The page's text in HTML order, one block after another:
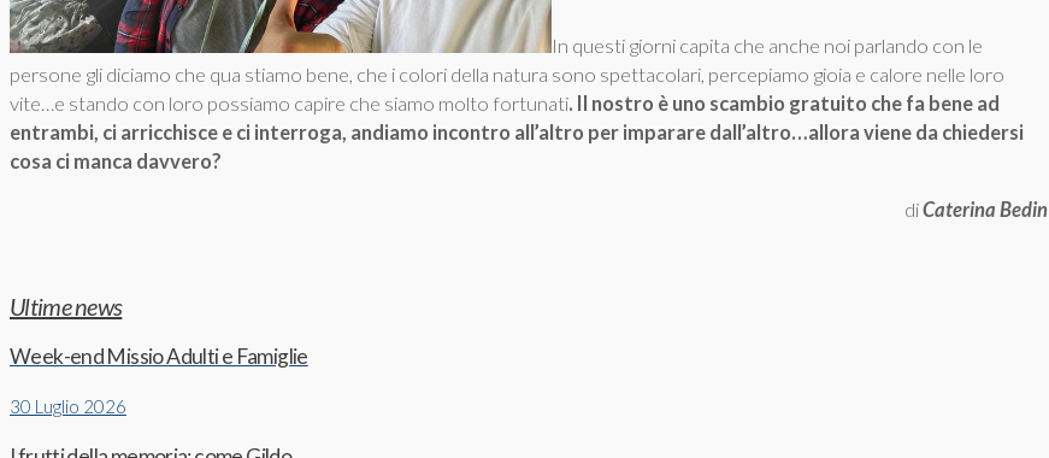
In questi giorni capita che anche noi parlando con le
persone gli diciamo che qua stiamo bene, che i colori della natura sono spettacolari, percepiamo gioia e calore nelle loro
vite…e stando con loro possiamo capire che siamo molto fortunati. Il nostro è uno scambio gratuito che fa bene ad
entrambi, ci arricchisce e ci interroga, andiamo incontro all’altro per imparare dall’altro…allora viene da chiedersi
cosa ci manca davvero?
diCaterina Bedin
Ultime news
Week-end Missio Adulti e Famiglie
30 Luglio 2026